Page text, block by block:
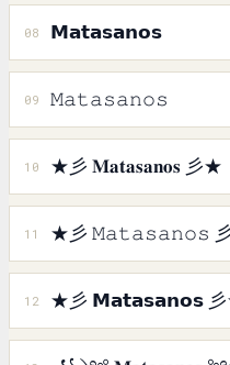
08 𝗠𝗮𝘁𝗮𝘀𝗮𝗻𝗼𝘀
09 𝙼𝚊𝚝𝚊𝚜𝚊𝚗𝚘𝚜
10 ★彡 𝐌𝐚𝐭𝐚𝐬𝐚𝐧𝐨𝐬 彡★
11 ★彡 𝙼𝚊𝚝𝚊𝚜𝚊𝚗𝚘𝚜
12 ★彡 𝗠𝗮𝘁𝗮𝘀𝗮𝗻𝗼𝘀